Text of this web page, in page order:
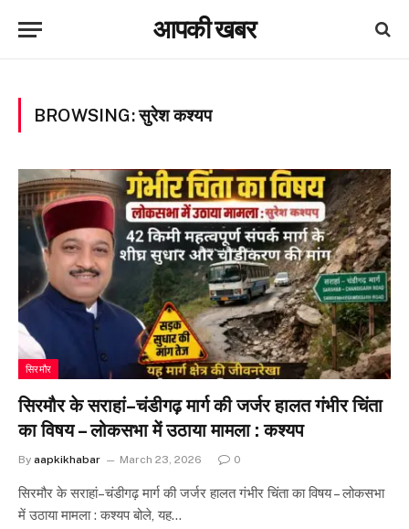
आपकी खबर
BROWSING:सुरेश कश्यप
सिरमौर
सिरमौर के सराहां–चंडीगढ़ मार्ग की जर्जर हालत गंभीर चिंता
का विषय – लोकसभा में उठाया मामला : कश्यप
By aapkikhabar March 23, 2026 0
सिरमौर के सराहां–चंडीगढ़ मार्ग की जर्जर हालत गंभीर चिंता का विषय – लोकसभा
में उठाया मामला : कश्यप बोले, यह…